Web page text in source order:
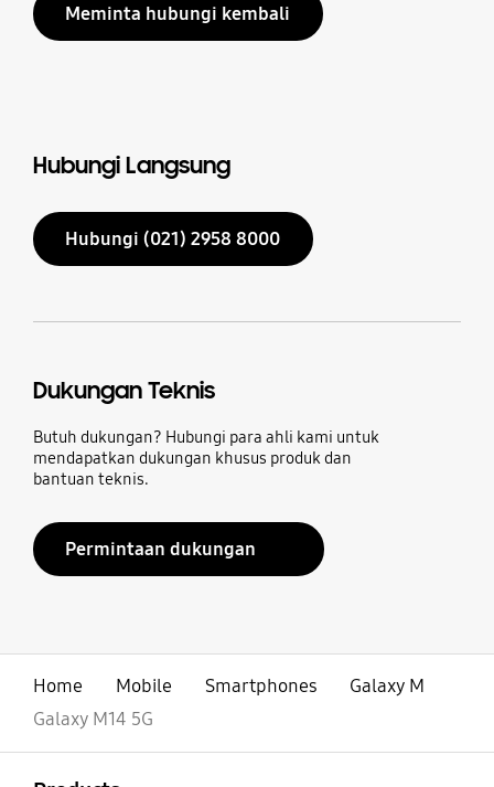
Meminta hubungi kembali
Hubungi Langsung
Hubungi (021) 2958 8000
Dukungan Teknis
Butuh dukungan? Hubungi para ahli kami untuk
mendapatkan dukungan khusus produk dan
bantuan teknis.
Permintaan dukungan
Home Mobile Smartphones
Galaxy M
Galaxy M14 5G